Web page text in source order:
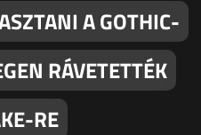
A GOTHIC-
RÁVETETTÉK
RE